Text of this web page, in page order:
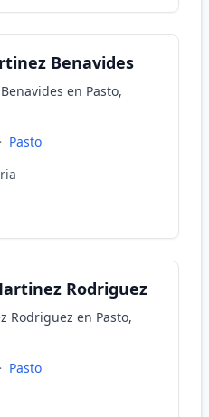
Benavides
en Pasto,
Pasto
Rodriguez
Rodriguez en Pasto,
Pasto